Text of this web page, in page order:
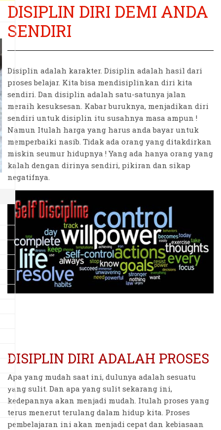
DISIPLIN DIRI DEMI ANDA
SENDIRI
Disiplin adalah karakter. Disiplin adalah hasil dari
proses belajar. Kita bisa mendisiplinkan diri kita
sendiri. Dan disiplin adalah satu-satunya jalan
meraih kesuksesan. Kabar buruknya, menjadikan diri
sendiri untuk disiplin itu susahnya masa ampun !
Namun Itulah harga yang harus anda bayar untuk
memperbaiki nasib. Tidak ada orang yang ditakdirkan
miskin seumur hidupnya ! Yang ada hanya orang yang
kalah dengan dirinya sendiri, pikiran dan sikap
negatifnya.
DISIPLIN DIRI ADALAH PROSES
Apa yang mudah saat ini, dulunya adalah sesuatu
yang sulit. Dan apa yang sulit sekarang ini,
kedepannya akan menjadi mudah. Itulah proses yang
terus menerut terulang dalam hidup kita. Proses
pembelajaran ini akan menjadi cepat dan kebiasaan